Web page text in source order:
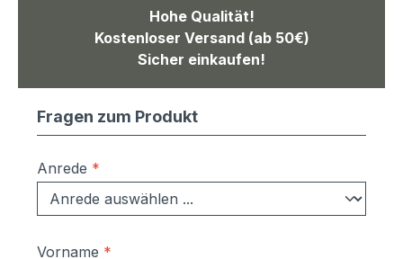
Hohe Qualität!
Kostenloser Versand (ab 50€)
Sicher einkaufen!
Fragen zum Produkt
Anrede *
Vorname *